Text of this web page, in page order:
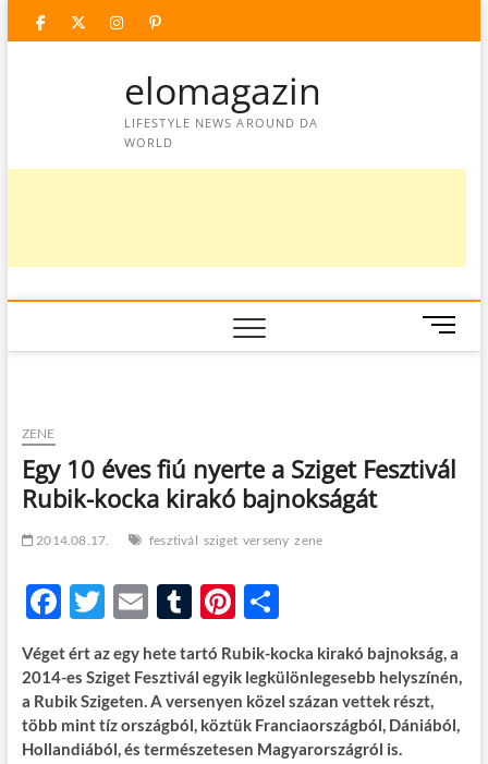
facebooktwitter
instagram
googleplus
pinterest
elomagazin
LIFESTYLE NEWS AROUND DA
WORLD
M
e
t
ZENE
Egy 10 éves fiú nyerte a Sziget Fesztivál
Rubik-kocka kirakó bajnokságát
2014.08.17. fesztivál sziget verseny zene
F
ac
e
b
o
T
itt
er
E
m
ail
T
u
m
bl
r
Pi
nt
er
es
t
O
ss
za
m
e
Véget ért az egy hete tartó Rubik-kocka kirakó bajnokság, a
2014-es Sziget Fesztivál egyik legkülönlegesebb helyszínén,
a Rubik Szigeten. A versenyen közel százan vettek részt,
több mint tíz országból, köztük Franciaországból, Dániából,
Hollandiából, és természetesen Magyarországról is.